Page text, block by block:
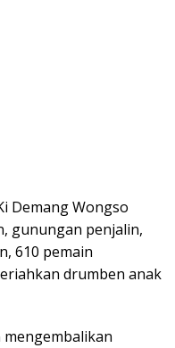
Demang Wongso
gunungan penjalin,
610 pemain
drumben anak